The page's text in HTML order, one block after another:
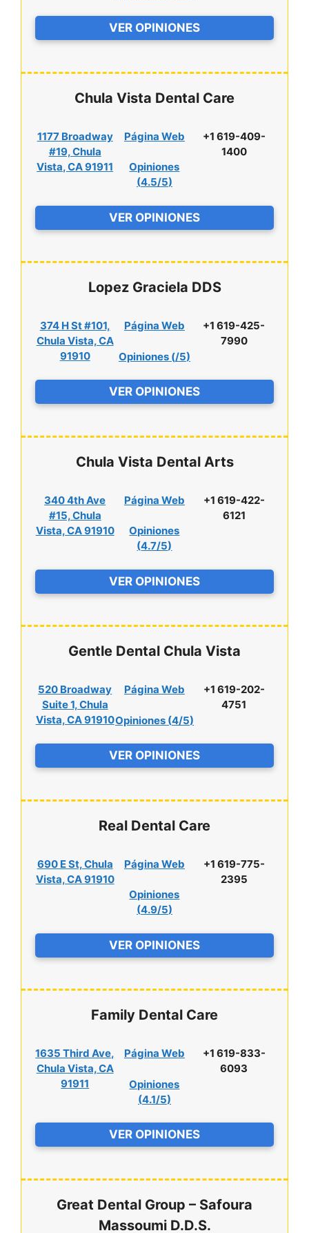
VER OPINIONES
Chula Vista Dental Care
1177 Broadway
#19, Chula
Vista, CA 91911
Página Web
Opiniones
(4.5/5)
+1 619-409-
1400
VER OPINIONES
Lopez Graciela DDS
374 H St #101,
Chula Vista, CA
91910
Página Web
Opiniones (/5)
+1 619-425-
7990
VER OPINIONES
Chula Vista Dental Arts
340 4th Ave
#15, Chula
Vista, CA 91910
Página Web
Opiniones
(4.7/5)
+1 619-422-
6121
VER OPINIONES
Gentle Dental Chula Vista
520 Broadway
Suite 1, Chula
Vista, CA 91910
Página Web
Opiniones (4/5)
+1 619-202-
4751
VER OPINIONES
Real Dental Care
690 E St, Chula
Vista, CA 91910
Página Web
Opiniones
(4.9/5)
+1 619-775-
2395
VER OPINIONES
Family Dental Care
1635 Third Ave,
Chula Vista, CA
91911
Página Web
Opiniones
(4.1/5)
+1 619-833-
6093
VER OPINIONES
Great Dental Group – Safoura
Massoumi D.D.S.